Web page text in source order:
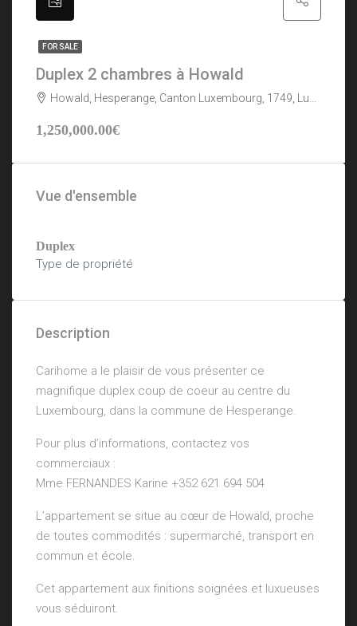
FOR SALE
Duplex 2 chambres à Howald
Howald, Hesperange, Canton Luxembourg, 1749, Luxembourg
1,250,000.00€
Vue d'ensemble
Duplex
Type de propriété
Description
Carihome a le plaisir de vous présenter ce
magnifique duplex coup de coeur au centre du
Luxembourg, dans la commune de Hesperange.
Pour plus d’informations, contactez vos
commerciaux :
Mme FERNANDES Karine +352 621 694 504
L’appartement se situe au cœur de Howald, proche
de toutes commodités : supermarché, transport en
commun et école.
Cet appartement aux finitions soignées et luxueuses
vous séduiront.